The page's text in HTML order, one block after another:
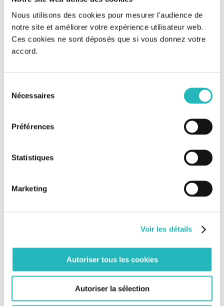
Nous utilisons des cookies pour mesurer l'audience de
notre site et améliorer votre expérience utilisateur web.
Ces cookies ne sont déposés que si vous donnez votre
accord.
Nécessaires
Préférences
Statistiques
Marketing
Voir les détails
Autoriser tous les cookies
Autoriser la sélection
BOUYGUES ÉNERGIES & SERVICES